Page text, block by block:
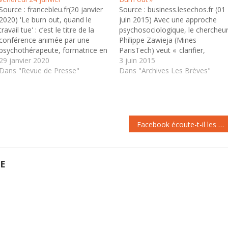
Source : francebleu.fr(20 janvier
2020) 'Le burn out, quand le
tue' : c’est le titre de la
conférence animée par une
formatrice en
entreprise. Elisabeth Dagincourt,
de St Paul lès Dax, est
29 janvier 2020
Dans "Revue de Presse"
Source : business.lesechos.fr (01
juin 2015) Avec une approche
psychosociologique, le
Philippe Zawieja (Mines
ParisTech) veut « clarifier,
parfois démythifier, voire
démystifier » le burn out. Cet
pas burn out Les
psychosociologues…
3 juin 2015
Dans "Archives Les Brèves"
Facebook écoute-t-il les conversations grâce au micro des smartphones ?